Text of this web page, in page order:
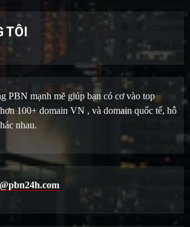
TÔI
PBN mạnh mẽ giúp bạn có cơ vào top
100+ domain VN , và domain quốc tế, hỗ
nhau.